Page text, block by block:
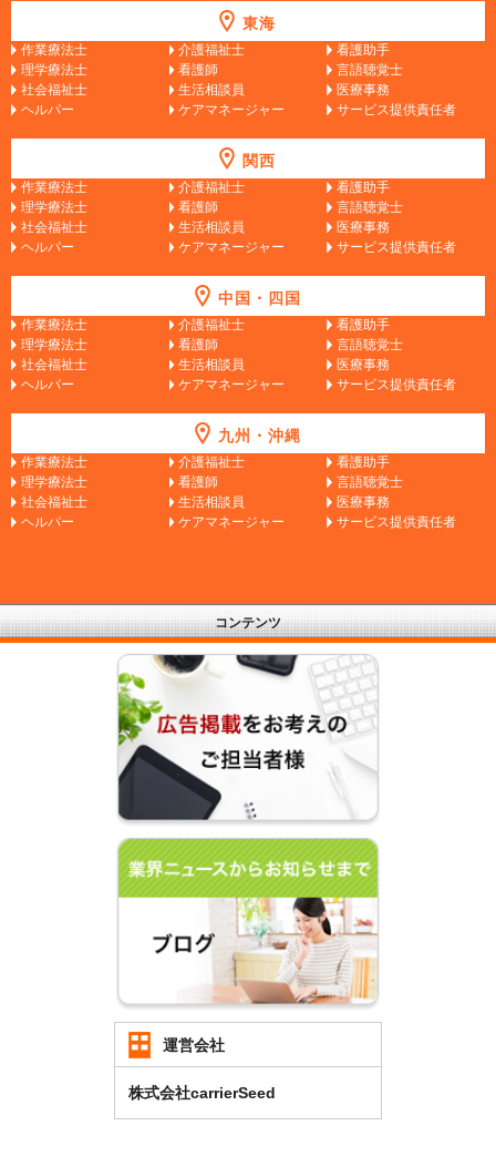
東海
作業療法士 介護福祉士
看護助手
理学療法士
看護師
言語聴覚士
社会福祉士
生活相談員
医療事務
ヘルパー
ケアマネージャー サービス提供責任者
関西
作業療法士 介護福祉士
看護助手
理学療法士
看護師
言語聴覚士
社会福祉士
生活相談員
医療事務
ヘルパー
ケアマネージャー サービス提供責任者
中国・四国
作業療法士 介護福祉士
看護助手
理学療法士
看護師
言語聴覚士
社会福祉士
生活相談員
医療事務
ヘルパー
ケアマネージャー サービス提供責任者
九州・沖縄
作業療法士 介護福祉士
看護助手
理学療法士
看護師
言語聴覚士
社会福祉士
生活相談員
医療事務
ヘルパー
ケアマネージャー サービス提供責任者
コンテンツ
運営会社
株式会社carrierSeed